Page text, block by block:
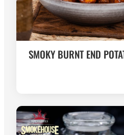
SMOKY BURNT END